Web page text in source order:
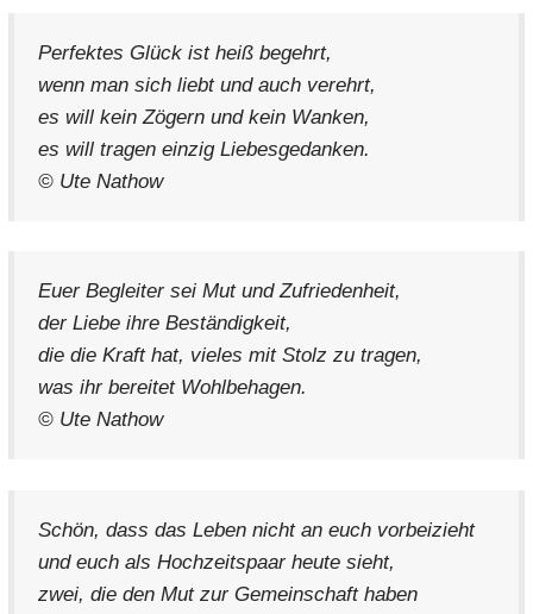
Perfektes Glück ist heiß begehrt,
wenn man sich liebt und auch verehrt,
es will kein Zögern und kein Wanken,
es will tragen einzig Liebesgedanken.
© Ute Nathow
Euer Begleiter sei Mut und Zufriedenheit,
der Liebe ihre Beständigkeit,
die die Kraft hat, vieles mit Stolz zu tragen,
was ihr bereitet Wohlbehagen.
© Ute Nathow
Schön, dass das Leben nicht an euch vorbeizieht
und euch als Hochzeitspaar heute sieht,
zwei, die den Mut zur Gemeinschaft haben